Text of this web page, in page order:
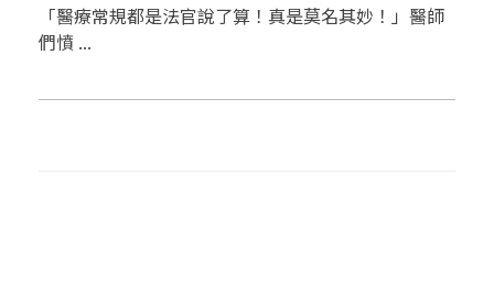
「醫療常規都是法官說了算！真是莫名其妙！」醫師
們憤 ...